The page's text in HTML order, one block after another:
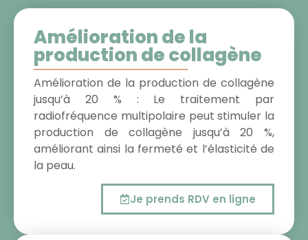
Amélioration de la
production de collagène
Amélioration de la production de collagène
jusqu’à 20 % : Le traitement par
radiofréquence multipolaire peut stimuler la
production de collagène jusqu’à 20 %,
améliorant ainsi la fermeté et l’élasticité de
la peau.
Je prends RDV en ligne